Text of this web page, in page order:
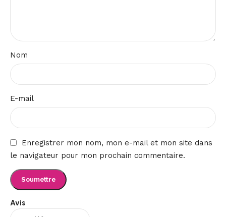
Avis
Nom
E-mail
Enregistrer mon nom, mon e-mail et mon site dans
le navigateur pour mon prochain commentaire.